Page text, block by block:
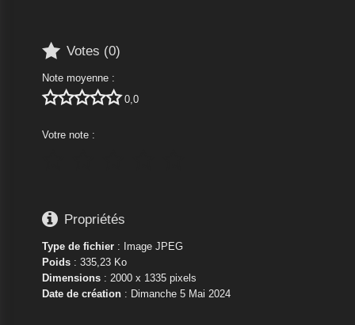
 Votes (0)
Note moyenne :
 0,0
Votre note :
 Propriétés
Type de fichier: Image JPEG
Poids: 335,23 Ko
Dimensions: 2000 x 1335 pixels
Date de création: Dimanche 5 Mai 2024